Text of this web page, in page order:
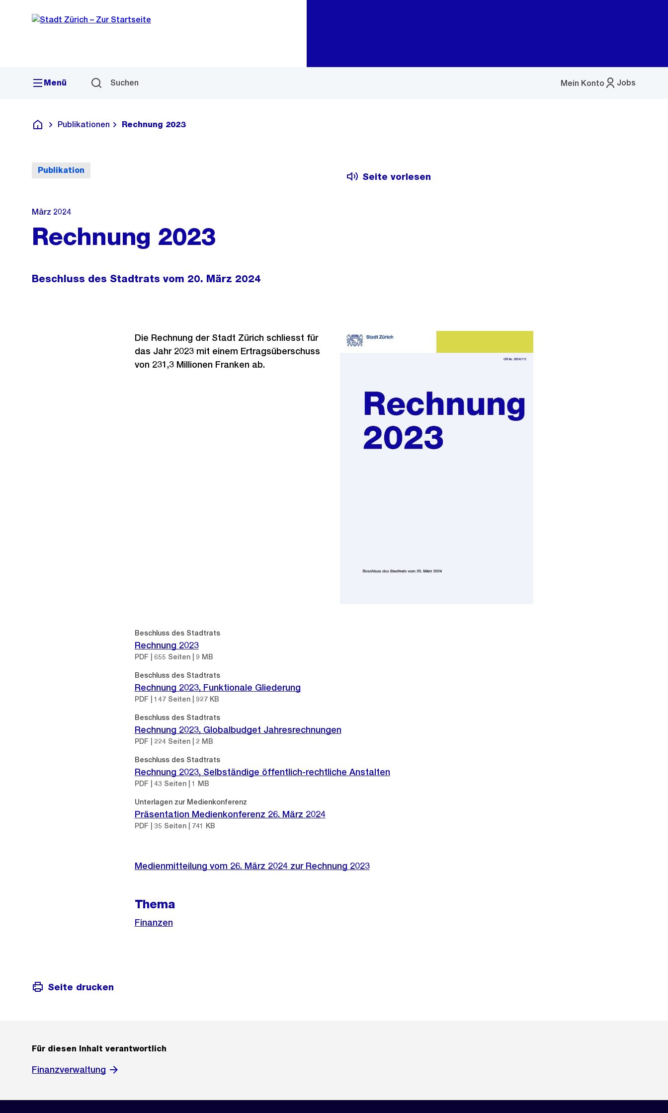
Navigation
Sprunglink
Menü Suchen Jobs
Mein Konto
Menü
Deutsch
Publikationen Rechnung 2023
Publikation
Seite vorlesen
März 2024
Rechnung 2023
Beschluss des Stadtrats vom 20. März 2024
Die Rechnung der Stadt Zürich schliesst für
das Jahr 2023 mit einem Ertragsüberschuss
von 231,3 Millionen Franken ab.
Beschluss des Stadtrats
Rechnung 2023
PDF | 655 Seiten | 9 MB
Beschluss des Stadtrats
Rechnung 2023, Funktionale Gliederung
PDF | 147 Seiten | 927 KB
Beschluss des Stadtrats
Rechnung 2023, Globalbudget Jahresrechnungen
PDF | 224 Seiten | 2 MB
Beschluss des Stadtrats
Rechnung 2023, Selbständige öffentlich-rechtliche Anstalten
PDF | 43 Seiten | 1 MB
Unterlagen zur Medienkonferenz
Präsentation Medienkonferenz 26. März 2024
PDF | 35 Seiten | 741 KB
Medienmitteilung vom 26. März 2024 zur Rechnung 2023
Thema
Finanzen
Seite drucken
Für diesen Inhalt verantwortlich
Finanzverwaltung